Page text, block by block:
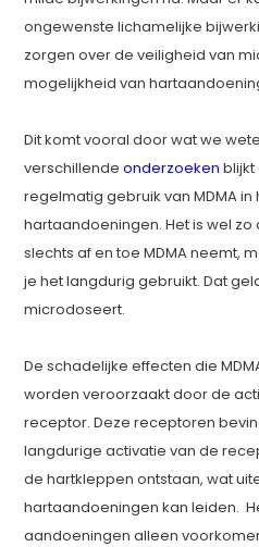
ongewenste lichamelijke
zorgen over de veiligheid van
mogelijkheid van
Dit komt vooral door wat we
verschillendeonderzoeken blijkt
regelmatig gebruik van MDMA
hartaandoeningen. Het is wel zo
slechts af en toe MDMA neemt,
je het langdurig gebruikt. Dat
microdoseert.
De schadelijke effecten die
worden veroorzaakt door de
receptor. Deze receptoren
langdurige activatie van de
de hartkleppen ontstaan, wat
hartaandoeningen kan leiden.
aandoeningen alleen